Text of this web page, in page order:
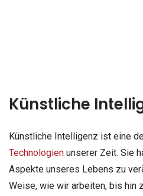
Künstliche
Künstliche Intelligenz ist eine
Technologien unserer Zeit. Sie
Aspekte unseres Lebens zu
Weise, wie wir arbeiten, bis hin